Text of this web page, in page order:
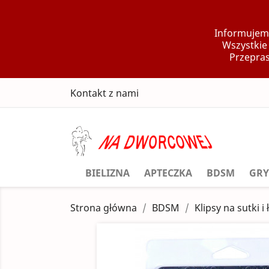
Kontakt z nami
BIELIZNA APTECZKA BDSM GRY
Strona główna BDSM Klipsy na sutki i